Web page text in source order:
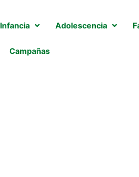
Infancia Adolescencia
Campañas